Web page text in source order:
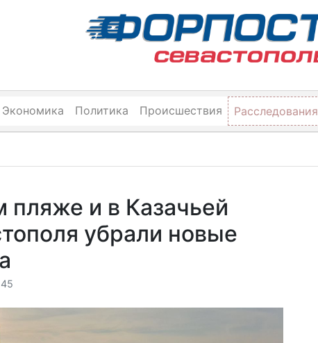
Экономика Политика Происшествия Расследования
и в Казачьей
убрали новые